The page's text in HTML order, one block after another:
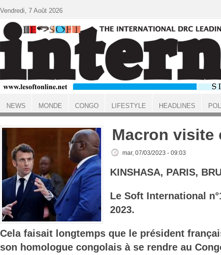
ACCUEIL
Macron visite
mar, 07/03/2023 - 09:03
KINSHASA, PARIS,
Le Soft International
2023.
Cela faisait longtemps que le président
son homologue congolais à se rendre au
Vendredi, 7 Août 2026
NEWS MONDE CONGO LIFESTYLE HEADLINES